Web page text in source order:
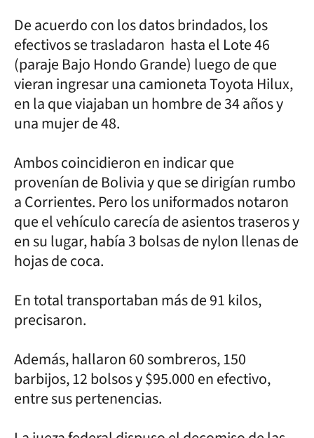
De acuerdo con los datos brindados, los
efectivos se trasladaron hasta el Lote 46
(paraje Bajo Hondo Grande) luego de que
vieran ingresar una camioneta Toyota Hilux,
en la que viajaban un hombre de 34 años y
una mujer de 48.
Ambos coincidieron en indicar que
provenían de Bolivia y que se dirigían rumbo
a Corrientes. Pero los uniformados notaron
que el vehículo carecía de asientos traseros y
en su lugar, había 3 bolsas de nylon llenas de
hojas de coca.
En total transportaban más de 91 kilos,
precisaron.
Además, hallaron 60 sombreros, 150
barbijos, 12 bolsos y $95.000 en efectivo,
entre sus pertenencias.